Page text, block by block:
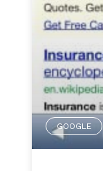
utilisait
Voici
des
GOOGLE